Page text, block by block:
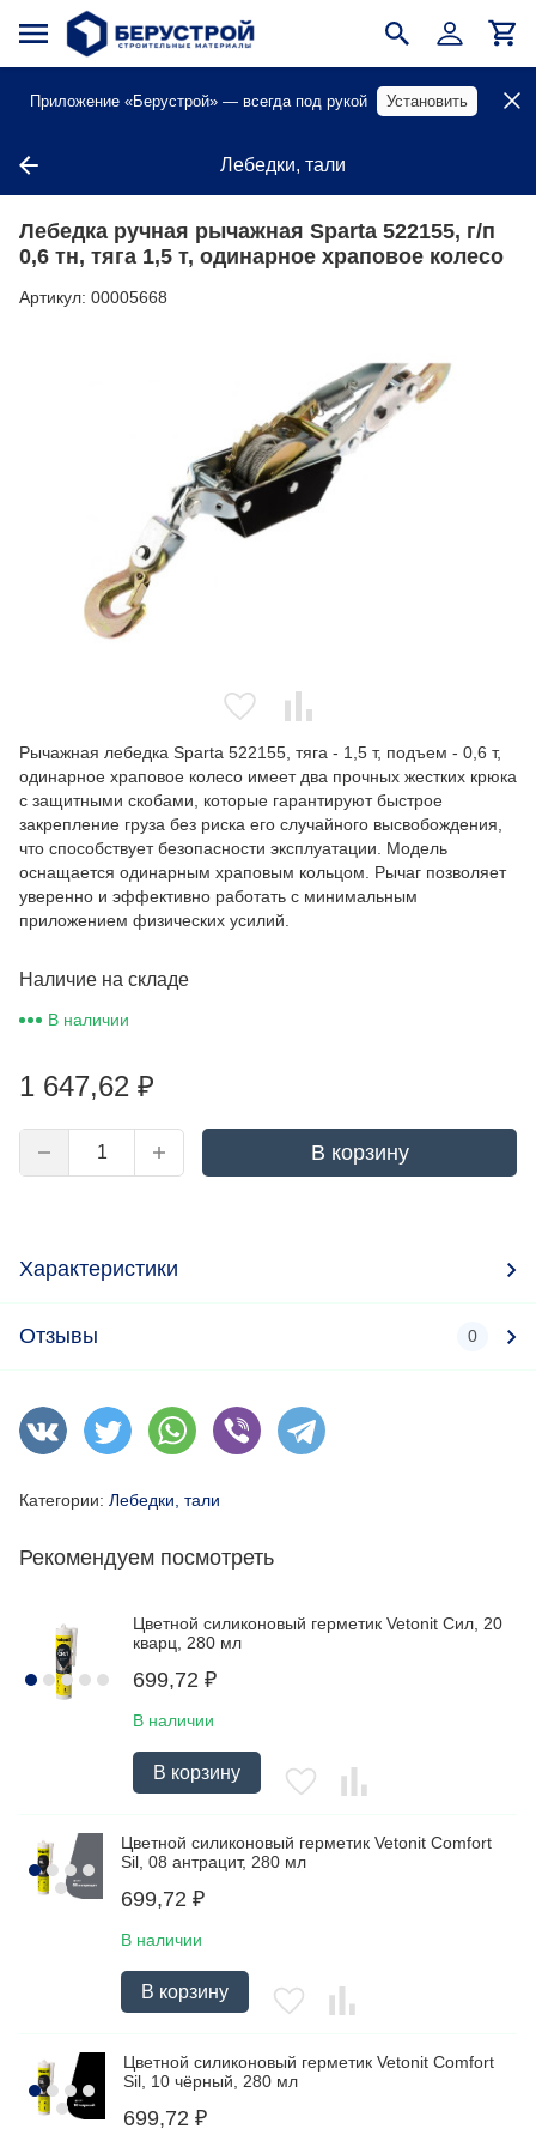
Приложение «Берустрой» — всегда под рукой Установить
Лебедки, тали
Лебедка ручная рычажная Sparta 522155, г/п
0,6 тн, тяга 1,5 т, одинарное храповое колесо
Артикул: 00005668
Рычажная лебедка Sparta 522155, тяга - 1,5 т, подъем - 0,6 т,
одинарное храповое колесо имеет два прочных жестких крюка
с защитными скобами, которые гарантируют быстрое
закрепление груза без риска его случайного высвобождения,
что способствует безопасности эксплуатации. Модель
оснащается одинарным храповым кольцом. Рычаг позволяет
уверенно и эффективно работать с минимальным
приложением физических усилий.
Наличие на складе
В наличии
1 647,62 ₽
В корзину
Характеристики
Отзывы 0
Категории: Лебедки, тали
Рекомендуем посмотреть
Цветной силиконовый герметик Vetonit Сил, 20
кварц, 280 мл
699,72 ₽
В наличии
В корзину
Цветной силиконовый герметик Vetonit Comfort
Sil, 08 антрацит, 280 мл
699,72 ₽
В наличии
В корзину
Цветной силиконовый герметик Vetonit Comfort
Sil, 10 чёрный, 280 мл
699,72 ₽